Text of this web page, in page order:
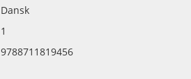
Dansk
1
9788711819456